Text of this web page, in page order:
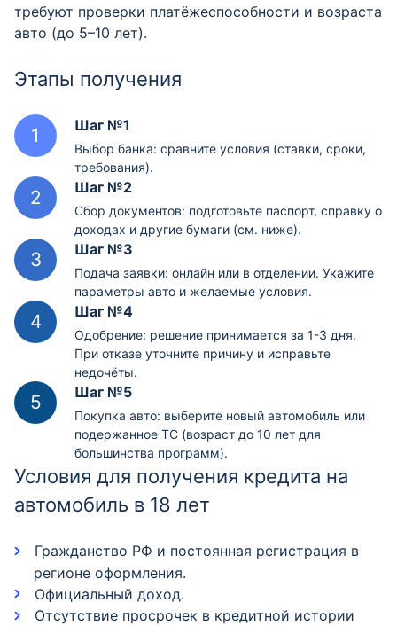
требуют проверки платёжеспособности и возраста
авто (до 5–10 лет).
Этапы получения
Шаг №1
Выбор банка: сравните условия (ставки, сроки,
требования).
Шаг №2
Сбор документов: подготовьте паспорт, справку о
доходах и другие бумаги (см. ниже).
Шаг №3
Подача заявки: онлайн или в отделении. Укажите
параметры авто и желаемые условия.
Шаг №4
Одобрение: решение принимается за 1-3 дня.
При отказе уточните причину и исправьте
недочёты.
Шаг №5
Покупка авто: выберите новый автомобиль или
подержанное ТС (возраст до 10 лет для
большинства программ).
Условия для получения кредита на
автомобиль в 18 лет
Гражданство РФ и постоянная регистрация в
регионе оформления.
Официальный доход.
Отсутствие просрочек в кредитной истории